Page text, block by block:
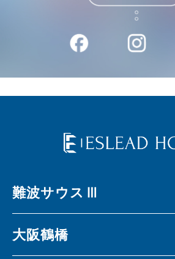
難波サウスⅢ
大阪鶴橋